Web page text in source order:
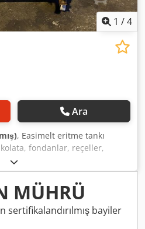
1 /4
Ara
, Easimelt eritme tankı
fondanlar, reçeller,
ürün için veya üretimden önce
kapasiteli, mobil, 3Ph Dcodpfx
MÜHRÜ
sertifikalandırılmış bayiler